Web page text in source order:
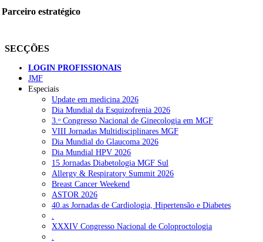
Partilhe nas redes sociais:
NOTÍCIAS RECENTES
Quase 11.900 jovens recorreram aos cheques psicólogo e
nutricionista no primeiro mês 7 de Agosto, 2026
ULS de Coimbra estreia cirurgia endoscópica do ouvido com
apoio robótico em Portugal 7 de Agosto, 2026
Enfermeiros exigem esclarecimentos sobre eventual gestão
privada da ULS do Algarve 7 de Agosto, 2026
Ordem dos Médicos alerta para riscos no novo sistema de acesso
a consultas e cirurgias
Parceiro estratégico
SECÇÕES
LOGIN PROFISSIONAIS
JMF
Especiais
Update em medicina 2026
Dia Mundial da Esquizofrenia 2026
3.ᵒ Congresso Nacional de Ginecologia em MGF
VIII Jornadas Multidisciplinares MGF
Dia Mundial do Glaucoma 2026
Dia Mundial HPV 2026
15 Jornadas Diabetologia MGF Sul
Allergy & Respiratory Summit 2026
Breast Cancer Weekend
ASTOR 2026
40.as Jornadas de Cardiologia, Hipertensão e Diabetes
.
XXXIV Congresso Nacional de Coloproctologia
.